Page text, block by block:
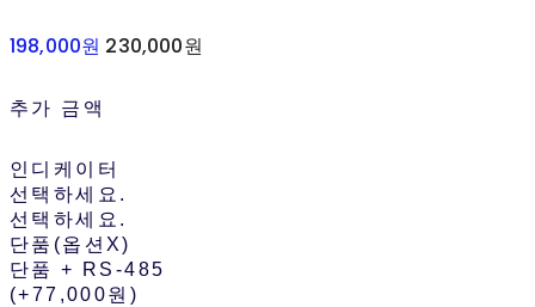
198,000원 230,000원
추가 금액
인디케이터
선택하세요.
선택하세요.
단품(옵션X)
단품 + RS-485
(+77,000원)